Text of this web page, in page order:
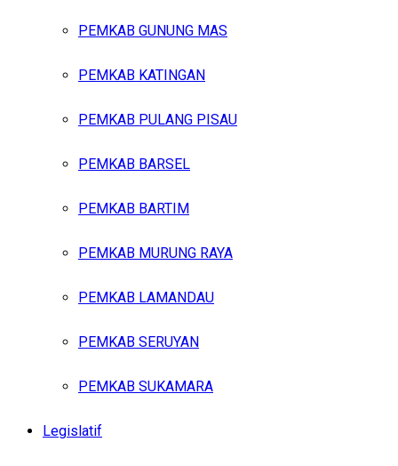
PEMKAB GUNUNG MAS
PEMKAB KATINGAN
PEMKAB PULANG PISAU
PEMKAB BARSEL
PEMKAB BARTIM
PEMKAB MURUNG RAYA
PEMKAB LAMANDAU
PEMKAB SERUYAN
PEMKAB SUKAMARA
Legislatif